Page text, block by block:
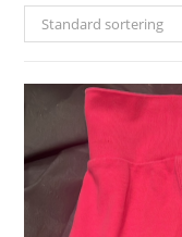
Standard sortering